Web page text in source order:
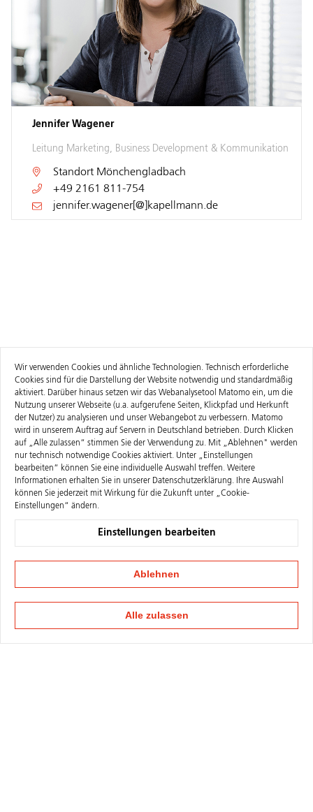
Jennifer Wagener
Leitung Marketing, Business Development & Kommunikation
Standort Mönchengladbach
+49 2161 811-754
jennifer.wagener[@]kapellmann.de
Wir verwenden Cookies und ähnliche Technologien. Technisch erforderliche
Cookies sind für die Darstellung der Website notwendig und standardmäßig
aktiviert. Darüber hinaus setzen wir das Webanalysetool Matomo ein, um die
Nutzung unserer Webseite (u.a. aufgerufene Seiten, Klickpfad und Herkunft
der Nutzer) zu analysieren und unser Webangebot zu verbessern. Matomo
wird in unserem Auftrag auf Servern in Deutschland betrieben. Durch Klicken
auf „Alle zulassen“ stimmen Sie der Verwendung zu. Mit „Ablehnen" werden
nur technisch notwendige Cookies aktiviert. Unter „Einstellungen
bearbeiten“ können Sie eine individuelle Auswahl treffen. Weitere
Informationen erhalten Sie in unserer Datenschutzerklärung. Ihre Auswahl
können Sie jederzeit mit Wirkung für die Zukunft unter „Cookie-
Einstellungen“ ändern.
Einstellungen bearbeiten
Ablehnen
Alle zulassen